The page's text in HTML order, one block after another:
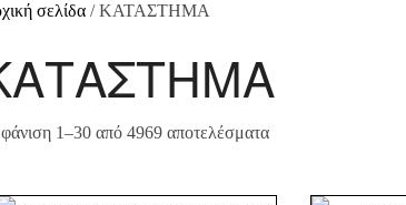
σελίδα/ ΚΑΤΑΣΤΗΜΑ
1–30 από 4969 αποτελέσματα